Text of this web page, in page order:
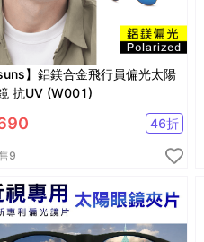
suns】鋁鎂合金飛行員偏光太陽
抗UV (W001)
46折
9